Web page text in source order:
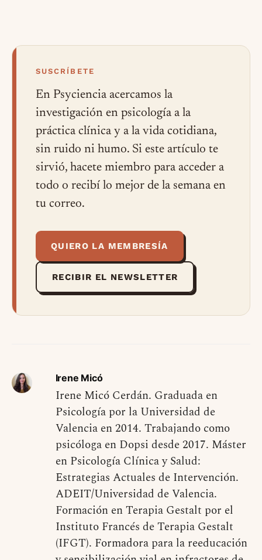
SUSCRÍBETE
En Psyciencia acercamos la
investigación en psicología a la
práctica clínica y a la vida cotidiana,
sin ruido ni humo. Si este artículo te
sirvió, hacete miembro para acceder a
todo o recibí lo mejor de la semana en
tu correo.
QUIERO LA MEMBRESÍA
RECIBIR EL NEWSLETTER
Irene Micó
Irene Micó Cerdán. Graduada en
Psicología por la Universidad de
Valencia en 2014. Trabajando como
psicóloga en Dopsi desde 2017. Máster
en Psicología Clínica y Salud:
Estrategias Actuales de Intervención.
ADEIT/Universidad de Valencia.
Formación en Terapia Gestalt por el
Instituto Francés de Terapia Gestalt
(IFGT). Formadora para la reeducación